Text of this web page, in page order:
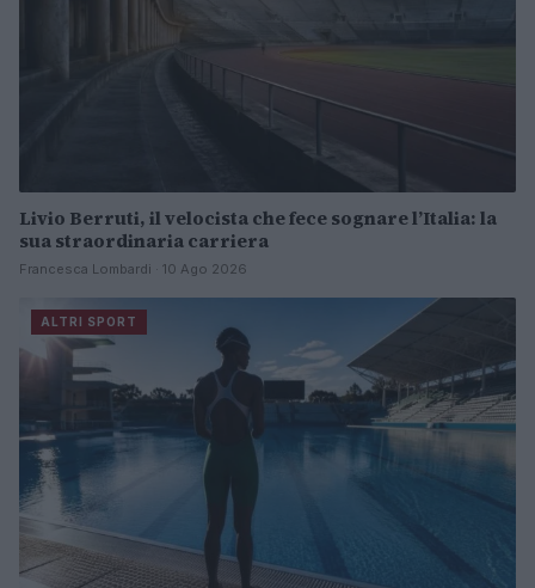
Livio Berruti, il velocista che fece sognare l’Italia: la
sua straordinaria carriera
Francesca Lombardi · 10 Ago 2026
ALTRI SPORT